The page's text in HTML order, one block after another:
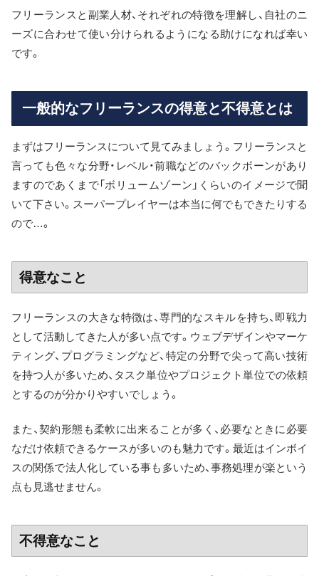
フリーランスと副業人材、それぞれの特徴を理解し、自社のニ
ーズに合わせて使い分けられるようになる助けになれば幸い
です。
一般的なフリーランスの得意と不得意とは
まずはフリーランスについて見てみましょう。フリーランスと
言っても色々な分野・レベル・前職などのバックボーンがあり
ますのであくまで「ボリュームゾーン」くらいのイメージで聞
いて下さい。スーパープレイヤーは本当に何でもできたりする
ので…。
得意なこと
フリーランスの大きな特徴は、専門的なスキルを持ち、即戦力
として活動してきた人が多い点です。ウェブデザインやマーケ
ティング、プログラミングなど、特定の分野で尖って高い技術
を持つ人が多いため、タスク単位やプロジェクト単位での依頼
とするのが分かりやすいでしょう。
また、契約形態も柔軟に出来ることが多く、必要なときに必要
なだけ依頼できるケースが多いのも魅力です。最近はインボイ
スの関係で法人化している事も多いため、事務処理が楽という
点も見逃せません。
不得意なこと